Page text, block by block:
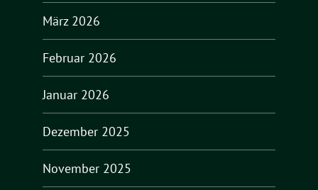
März 2026
Februar 2026
Januar 2026
Dezember 2025
November 2025